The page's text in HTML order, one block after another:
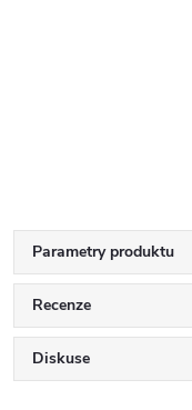
Parametry produktu
Recenze
Diskuse